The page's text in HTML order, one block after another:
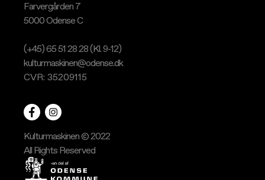
Farvergården 7
5000 Odense C
(+45) 65 51 28 28 (Kl. 9-12)
kulturmaskinen@odense.dk
CVR: 35209115
Kulturmaskinen © 2022
All Rights Reserved